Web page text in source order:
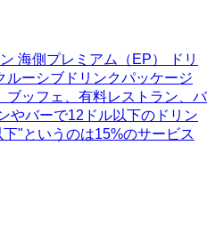
海側プレミアム（EP） ドリ
ルーシブドリンクパッケージ
ブッフェ、有料レストラン、バ
やバーで12ドル以下のドリン
"というのは15%のサービス